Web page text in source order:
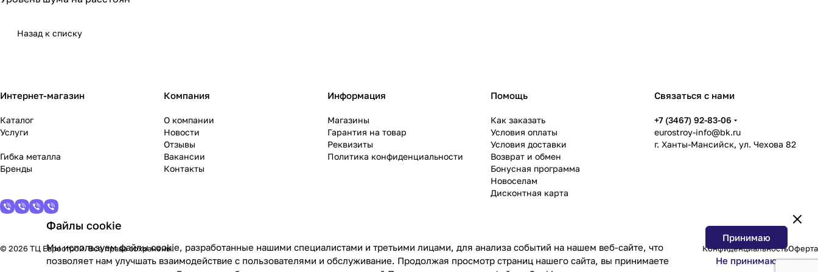
Назад к списку
Интернет-магазин
Каталог
Услуги
Гибка металла
Бренды
Компания
О компании
Новости
Отзывы
Вакансии
Контакты
Информация
Магазины
Гарантия на товар
Реквизиты
Политика конфиденциальности
Помощь
Как заказать
Условия оплаты
Условия доставки
Возврат и обмен
Бонусная программа
Новоселам
Дисконтная карта
Связаться с нами
+7 (3467) 92-83-06
eurostroy-info@bk.ru
г. Ханты-Мансийск, ул. Чехова 82
© 2026 ТЦ Еврострой. Все права сохранены. КонфиденциальностьОферта
Файлы cookie
Мы используем файлы cookie, разработанные нашими специалистами и третьими лицами, для анализа событий на нашем веб-сайте, что
позволяет нам улучшать взаимодействие с пользователями и обслуживание. Продолжая просмотр страниц нашего сайта, вы принимаете
Принимаю
Не принимаю